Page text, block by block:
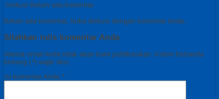
Diskusi Belum ada komentar
Belum ada komentar, buka diskusi dengan komentar Anda.
Silahkan tulis komentar Anda
Alamat email Anda tidak akan kami publikasikan. Kolom bertanda
bintang (*) wajib diisi.
Isi komentar Anda *